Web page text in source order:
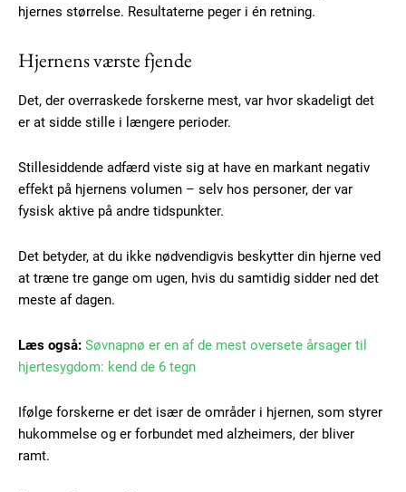
hjernes størrelse. Resultaterne peger i én retning.
Hjernens værste fjende
Det, der overraskede forskerne mest, var hvor skadeligt det
er at sidde stille i længere perioder.
Stillesiddende adfærd viste sig at have en markant negativ
effekt på hjernens volumen – selv hos personer, der var
fysisk aktive på andre tidspunkter.
Det betyder, at du ikke nødvendigvis beskytter din hjerne ved
at træne tre gange om ugen, hvis du samtidig sidder ned det
meste af dagen.
Læs også: Søvnapnø er en af de mest oversete årsager til
hjertesygdom: kend de 6 tegn
Ifølge forskerne er det især de områder i hjernen, som styrer
hukommelse og er forbundet med alzheimers, der bliver
ramt.